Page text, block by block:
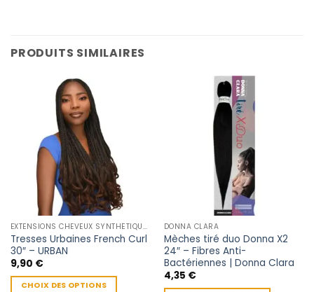
PRODUITS SIMILAIRES
EXTENSIONS CHEVEUX SYNTHÉTIQUES
Tresses Urbaines French Curl
30″ – URBAN
9,90 €
CHOIX DES OPTIONS
DONNA CLARA
Mèches tiré duo Donna X2
24″ – Fibres Anti-
Bactériennes | Donna Clara
4,35 €